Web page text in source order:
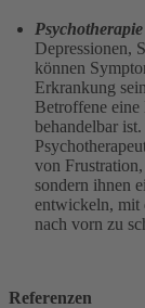
Psychotherapie
Depressionen,
können
Erkrankung
Betroffene eine
behandelbar
von
sondern ihnen
entwickeln, mit
nach vorn zu
Referenzen